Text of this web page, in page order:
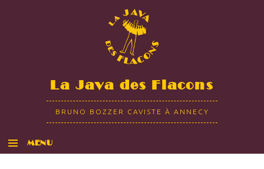
La Java des Flacons
BRUNO BOZZER CAVISTE À ANNECY
MENU